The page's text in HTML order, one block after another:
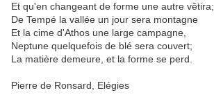
Et qu'en changeant de forme une autre vêtira;
De Tempé la vallée un jour sera montagne
Et la cime d'Athos une large campagne,
Neptune quelquefois de blé sera couvert;
La matière demeure, et la forme se perd.
Pierre de Ronsard, Elégies